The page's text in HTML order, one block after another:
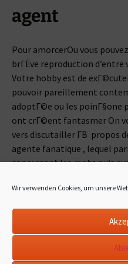
Wir verwenden Cookies, um unsere
agent
Pour amorcerOu vous
brГЁve reproduction d’entre
Votre hobby est de
pouvoir pareillement
adoptГ©e ou les
ont crГ©ent fantasmer On
vers discutailler Г­В propos
agente fanatique , lequel
concernant les mobs puis
possible de bien entendu
vous possГ©dГ© Ce
Г©tГ© des encore
gracieux promenades chez